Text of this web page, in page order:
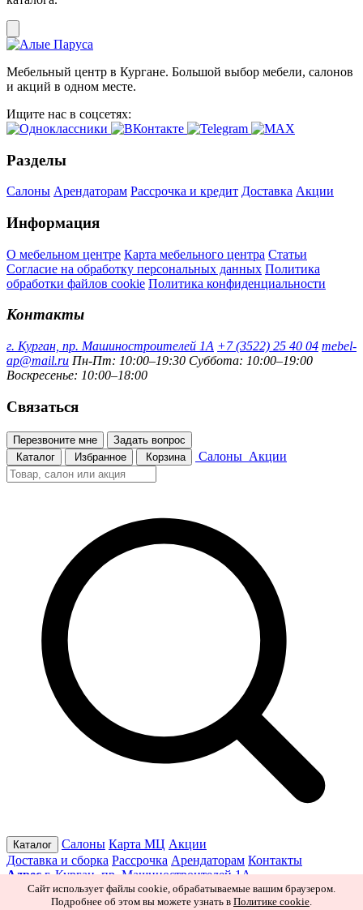
Мебельный центр в Кургане. Большой выбор мебели, салонов
и акций в одном месте.
Ищите нас в соцсетях:
Разделы
Салоны Арендаторам Рассрочка и кредит Доставка Акции
Информация
О мебельном центре Карта мебельного центра Статьи
Согласие на обработку персональных данных Политика
обработки файлов cookie Политика конфиденциальности
Контакты
г. Курган, пр. Машиностроителей 1А +7 (3522) 25 40 04 mebel-
ap@mail.ru Пн-Пт: 10:00–19:30 Суббота: 10:00–19:00
Воскресенье: 10:00–18:00
Связаться
Перезвоните мне
Задать вопрос
Каталог
Избранное Корзина Салоны Акции
Каталог Салоны Карта МЦ Акции
Доставка и сборка Рассрочка Арендаторам Контакты
Адрес г. Курган, пр. Машиностроителей 1А
Режим работы Пн–Пт 10:00–19:30 Сб 10:00–19:00 Вс 10:00–
Сайт использует файлы cookie, обрабатываемые вашим браузером.
Подробнее об этом вы можете узнать в Политике cookie.